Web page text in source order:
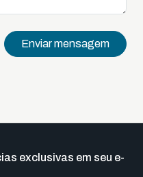
Enviar mensagem
exclusivas em seu e-